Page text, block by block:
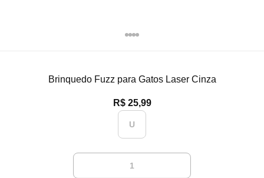
Brinquedo Fuzz para Gatos Laser Cinza
R$ 25,99
U
1